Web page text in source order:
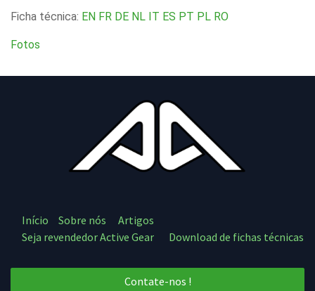
Ficha técnica: EN FR DE NL IT ES PT PL RO
Fotos
Início Sobre nós
Artigos
Seja revendedor Active Gear
Download de fichas técnicas
Contate-nos !